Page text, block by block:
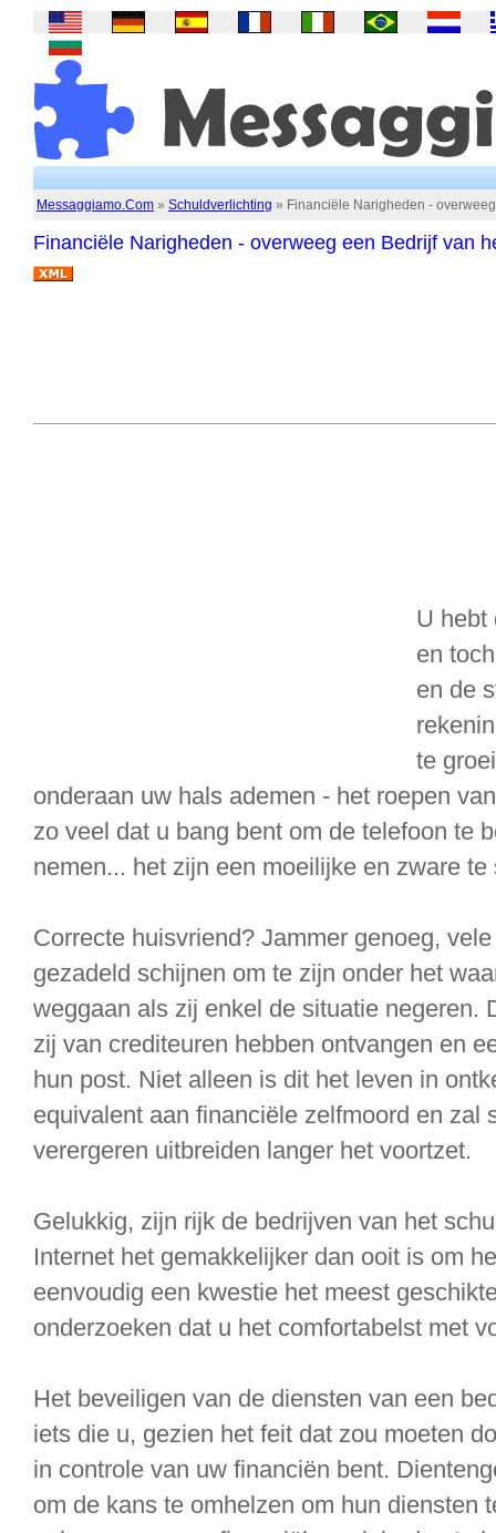
Messaggiamo.Com » Schuldverlichting » Financiële Narigheden -
Financiële Narigheden - overweeg een Bedrijf van
U hebt
en
en de
te
onderaan uw hals ademen - het roepen
zo veel dat u bang bent om de telefoon te
nemen... het zijn een moeilijke en zware te
Correcte huisvriend? Jammer genoeg,
gezadeld schijnen om te zijn onder het
weggaan als zij enkel de situatie negeren.
zij van crediteuren hebben ontvangen en
hun post. Niet alleen is dit het leven in
equivalent aan financiële zelfmoord en zal
verergeren uitbreiden langer het voortzet.
Gelukkig, zijn rijk de bedrijven van het
Internet het gemakkelijker dan ooit is om
eenvoudig een kwestie het meest
onderzoeken dat u het comfortabelst met
Het beveiligen van de diensten van een
iets die u, gezien het feit dat zou moeten
in controle van uw financiën bent.
om de kans te omhelzen om hun diensten